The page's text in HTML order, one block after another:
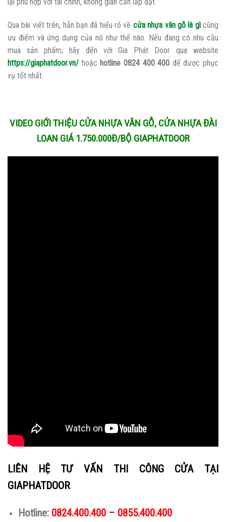
Qua bài viết trên, hẳn bạn đã hiểu rõ về cửa nhựa vân gỗ là gìcũng
ưu điểm và ứng dụng của nó như thế nào. Nếu đang có nhu cầu
mua sản phẩm, hãy đến với Gia Phát Door qua website
https://giaphatdoor.vn/ hoặc hotline 0824 400 400 để được phục
vụ tốt nhất.
VIDEO GIỚI THIỆU CỬA NHỰA VÂN GỖ, CỬA NHỰA ĐÀI
LOAN GIÁ 1.750.000Đ/BỘ GIAPHATDOOR
LIÊN HỆ TƯ VẤN THI CÔNG CỬA TẠI
GIAPHATDOOR
Hotline: 0824.400.400 – 0855.400.400